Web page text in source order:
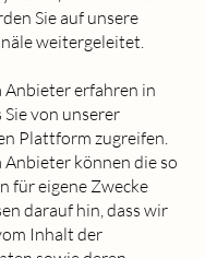
Sie auf unsere
weitergeleitet.
Anbieter erfahren in
Sie von unserer
Plattform zugreifen.
Anbieter können die so
für eigene Zwecke
darauf hin, dass wir
Inhalt der